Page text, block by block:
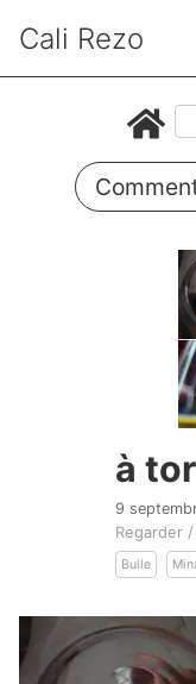
Cali Rezo
à
9
Regarder
Bulle